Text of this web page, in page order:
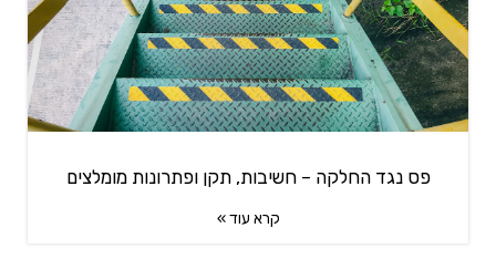
פס נגד החלקה – חשיבות, תקן ופתרונות מומלצים
קרא עוד »